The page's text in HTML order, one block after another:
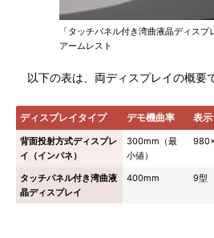
「タッチパネル付き湾曲液晶ディス
アームレスト
以下の表は、両ディスプレイの概要
ディスプレイタイプ デモ機曲率 表
背面投射方式ディスプレ
イ（インパネ）
300mm（最
小値）
タッチパネル付き湾曲液
晶ディスプレイ
400mm 9型